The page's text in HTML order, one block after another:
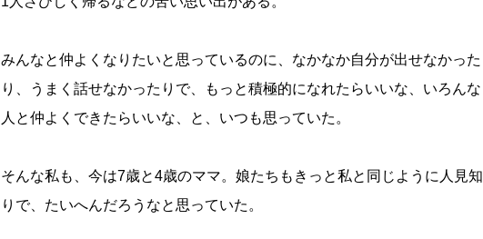
みんなと仲よくなりたいと思っているのに、なかなか自分が出せなかった
り、うまく話せなかったりで、もっと積極的になれたらいいな、いろんな
人と仲よくできたらいいな、と、いつも思っていた。
そんな私も、今は7歳と4歳のママ。娘たちもきっと私と同じように人見知
りで、たいへんだろうなと思っていた。